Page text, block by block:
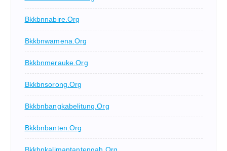
Bkkbnnabire.org
Bkkbnwamena.org
Bkkbnmerauke.org
Bkkbnsorong.org
Bkkbnbangkabelitung.org
Bkkbnbanten.org